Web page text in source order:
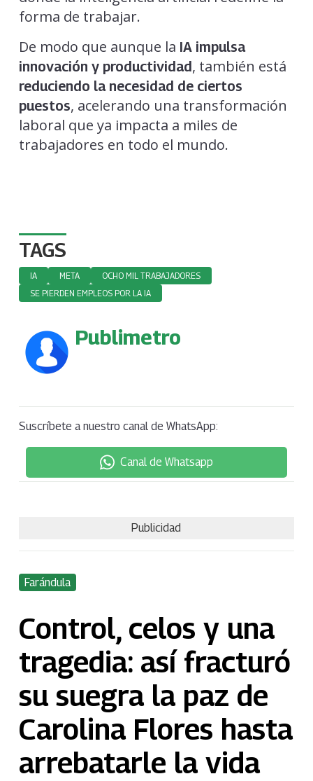
forma de trabajar.
De modo que aunque la IA impulsa
innovación y productividad, también está
reduciendo la necesidad de ciertos
puestos, acelerando una transformación
laboral que ya impacta a miles de
trabajadores en todo el mundo.
TAGS
IA META
OCHO MIL TRABAJADORES
SE PIERDEN EMPLEOS POR LA IA
Publimetro
Suscríbete a nuestro canal de WhatsApp:
Canal de Whatsapp
Publicidad
Farándula
Control, celos y una
tragedia: así fracturó
su suegra la paz de
Carolina Flores hasta
arrebatarle la vida